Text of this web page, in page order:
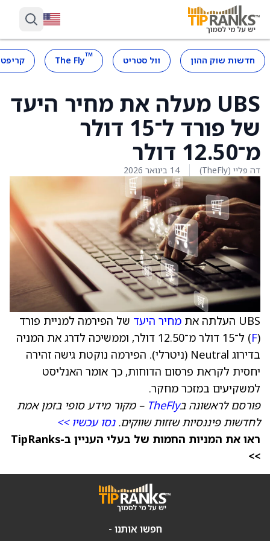
חדשות שוק ההון וול סטריט ™
The Fly
UBS מעלה את מחיר היעד
של פורד ל־15 דולר
מ־12.50 דולר
דה פליי (TheFly) 14 בינואר 2026
UBS העלתה את מחיר היעד של הפירמה למניית פורד
(
F
) ל־15 דולר מ־12.50 דולר, וממשיכה לדרג את המניה
בדירוג Neutral (ניטרלי). הפירמה נוקטת גישה זהירה
יחסית לקראת פרסום הדוחות, כך אומר האנליסט
למשקיעים במזכר מחקר.
פורסם לראשונה בTheFly – מקור מידע סופי בזמן אמת
לחדשות פיננסיות שזזות שווקים.נסו עכשיו >>
ראו את המניות החמות של בעלי העניין ב-TipRanks
>>
חפשו אותנו -